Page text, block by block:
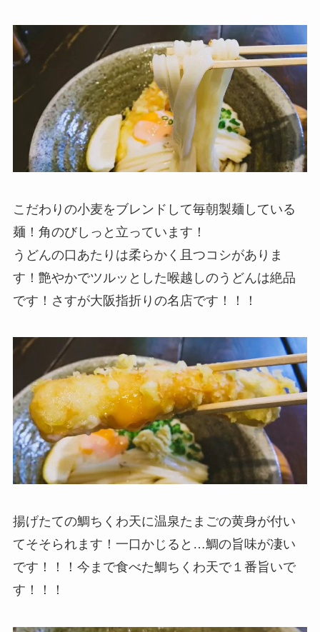
こだわりの小麦をブレンドして毎朝製麺している
麺！角のびしっと立っています！
うどんの口あたりは柔らかく且つコシがありま
す！艶やかでツルッとした喉越しのうどんは絶品
です！さすが大阪指折りの名店です！！！
揚げたての鯛ちくわ天に温泉たまごの黄身が付い
てそそられます！一口かじると…鯛の旨味が凄い
です！！！今まで食べた鯛ちくわ天で１番旨いで
す！！！